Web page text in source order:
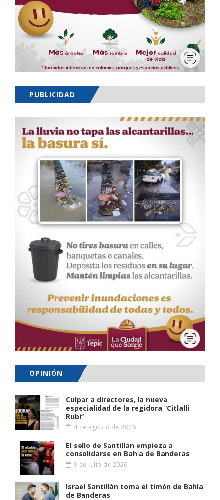
PUBLICIDAD
OPINIÓN
Culpar a directores, la nueva
especialidad de la regidora “Citlalli
Rubi”
4 de agosto de 2026
El sello de Santillan empieza a
consolidarse en Bahía de Banderas
9 de julio de 2026
Israel Santillán toma el timón de Bahía
de Banderas